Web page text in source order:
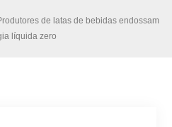
de latas de bebidas endossam
líquida zero